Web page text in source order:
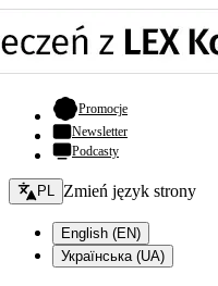
Promocje- otwiera się w
Newsletter
Podcasty
Zmień język - bieżący:
PL Zmień język strony
English (EN)
Українська (UA)